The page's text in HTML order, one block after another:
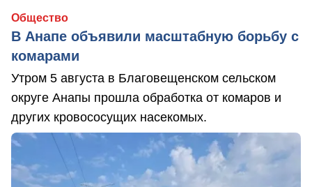
Общество
В Анапе объявили масштабную борьбу с
комарами
Утром 5 августа в Благовещенском сельском
округе Анапы прошла обработка от комаров и
других кровососущих насекомых.